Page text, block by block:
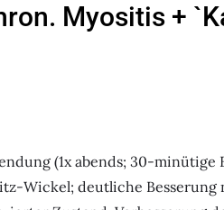
Myositis +
(1x abends; 30-
Wickel; deutliche Besserung